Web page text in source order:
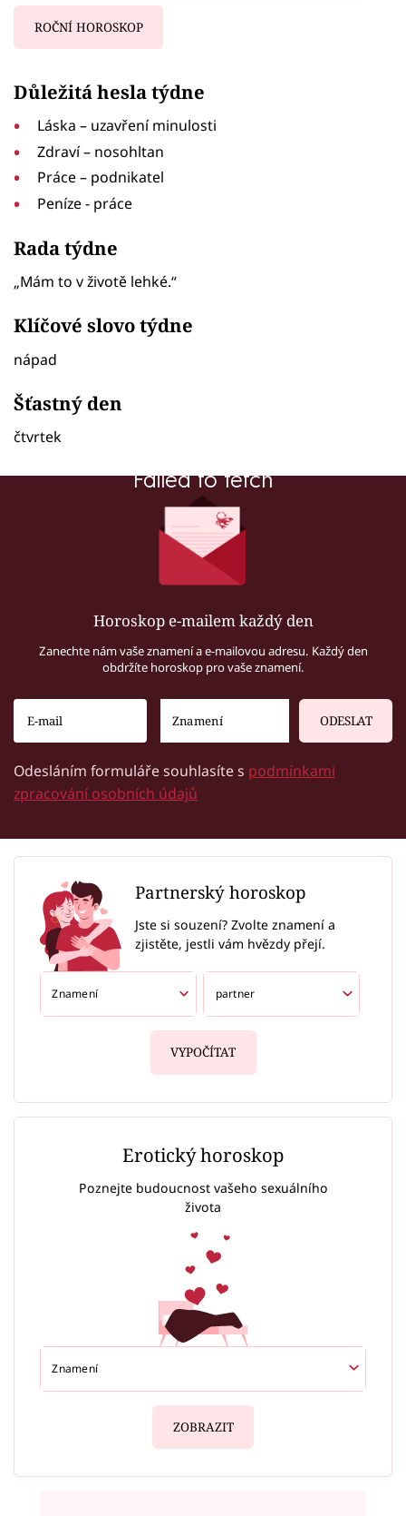
ROČNÍ HOROSKOP
Důležitá hesla týdne
Láska – uzavření minulosti
Zdraví – nosohltan
Práce – podnikatel
Peníze - práce
Rada týdne
„Mám to v životě lehké.“
Klíčové slovo týdne
nápad
Šťastný den
čtvrtek
Failed to fetch
Horoskop e-mailem každý den
Zanechte nám vaše znamení a e-mailovou adresu. Každý den
obdržíte horoskop pro vaše znamení.
ODESLAT
Odesláním formuláře souhlasíte s podmínkami
zpracování osobních údajů
Partnerský horoskop
Jste si souzení? Zvolte znamení a
zjistěte, jestli vám hvězdy přejí.
VYPOČÍTAT
Erotický horoskop
Poznejte budoucnost vašeho sexuálního
života
ZOBRAZIT